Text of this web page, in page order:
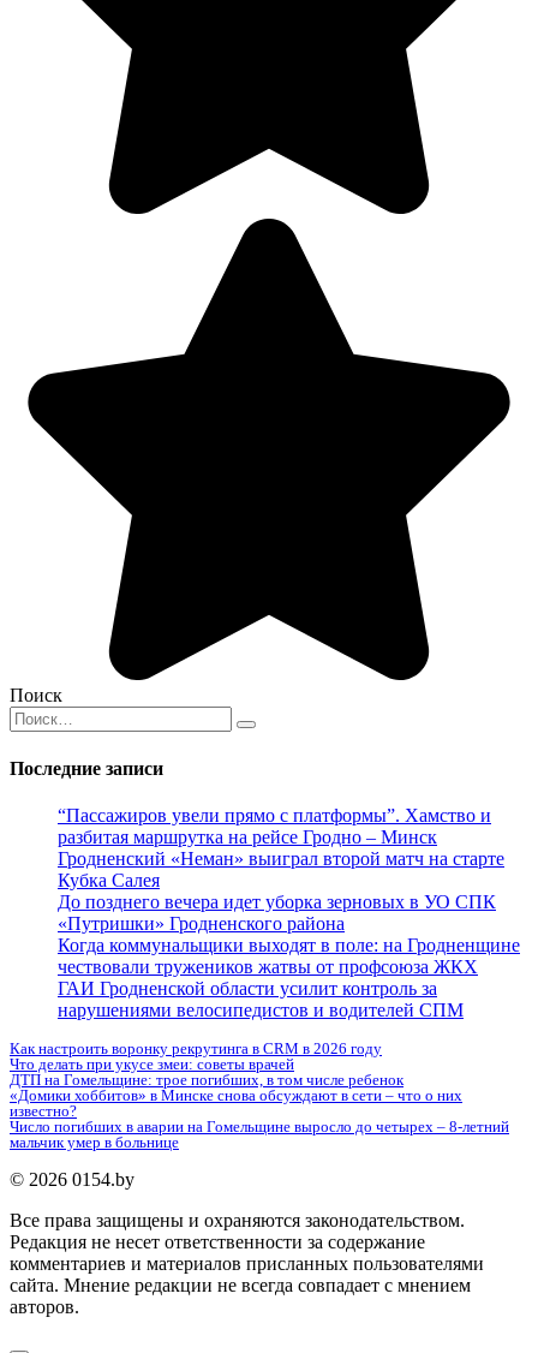
Поиск
Search
for:
Последние записи
“Пассажиров увели прямо с платформы”. Хамство и
разбитая маршрутка на рейсе Гродно – Минск
Гродненский «Неман» выиграл второй матч на старте
Кубка Салея
До позднего вечера идет уборка зерновых в УО СПК
«Путришки» Гродненского района
Когда коммунальщики выходят в поле: на Гродненщине
чествовали тружеников жатвы от профсоюза ЖКХ
ГАИ Гродненской области усилит контроль за
нарушениями велосипедистов и водителей СПМ
Как настроить воронку рекрутинга в CRM в 2026 году
Что делать при укусе змеи: советы врачей
ДТП на Гомельщине: трое погибших, в том числе ребенок
«Домики хоббитов» в Минске снова обсуждают в сети – что о них
известно?
Число погибших в аварии на Гомельщине выросло до четырех – 8-летний
мальчик умер в больнице
© 2026 0154.by
Все права защищены и охраняются законодательством.
Редакция не несет ответственности за содержание
комментариев и материалов присланных пользователями
сайта. Мнение редакции не всегда совпадает с мнением
авторов.